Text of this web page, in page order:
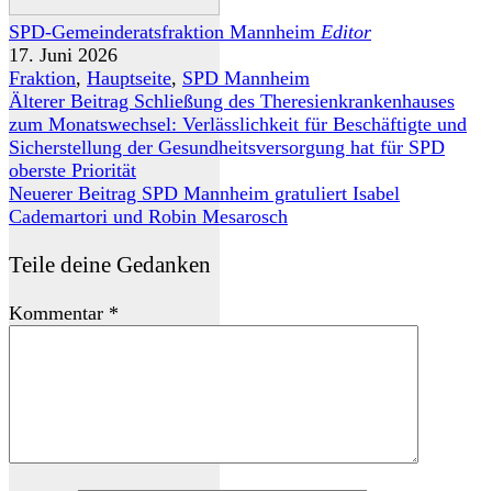
SPD-Gemeinderatsfraktion Mannheim Editor
17. Juni 2026
Fraktion, Hauptseite, SPD Mannheim
Älterer Beitrag Schließung des Theresienkrankenhauses
zum Monatswechsel: Verlässlichkeit für Beschäftigte und
Sicherstellung der Gesundheitsversorgung hat für SPD
oberste Priorität
Neuerer Beitrag SPD Mannheim gratuliert Isabel
Cademartori und Robin Mesarosch
Teile deine Gedanken
Kommentar *